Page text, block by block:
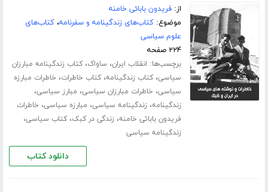
از:فریدون بابائی خامنه
موضوع:کتاب‌های زندگینامه و سفرنامه،کتاب‌های
علوم سیاسی
۲۲۴ صفحه
برچسب‌ها: انقلاب ایران، ساواک،کتاب زندگینامه مبارزان
سیاسی،کتاب زندگینامه،کتاب خاطرات، خاطرات مبارزه
سیاسی، خاطرات مبارزان سیاسی، مبارز سیاسی،
زندگینامه، زندگینامه سیاسی، مبارزه سیاسی، خاطرات
فریدون بابائی خامنه، زندگی در کبک،کتاب سیاسی،
زندگینامه سیاسی
دانلود کتاب